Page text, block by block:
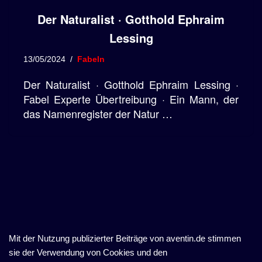
Der Naturalist · Gotthold Ephraim
Lessing
13/05/2024 Fabeln
Der Naturalist · Gotthold Ephraim Lessing ·
Fabel Experte Übertreibung · Ein Mann, der
das Namenregister der Natur …
Mit der Nutzung publizierter Beiträge von aventin.de stimmen
sie der Verwendung von Cookies und den